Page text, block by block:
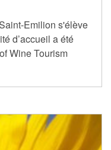
Emilion s'élève
d’accueil a été
Wine Tourism